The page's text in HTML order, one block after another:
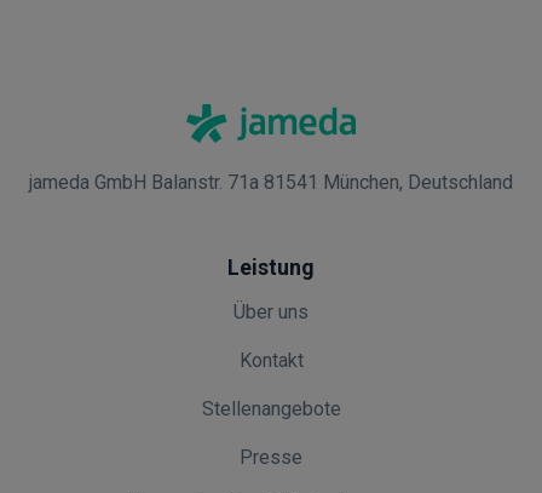
jameda GmbH Balanstr. 71a 81541 München, Deutschland
Leistung
Über uns
Kontakt
Stellenangebote
Presse